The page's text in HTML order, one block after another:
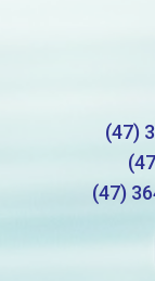
(47)
(47)